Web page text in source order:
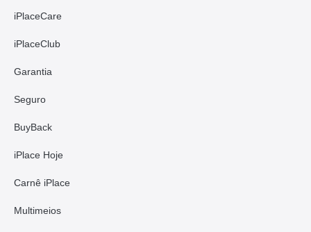
iPlaceCare
iPlaceClub
Garantia
Seguro
BuyBack
iPlace Hoje
Carnê iPlace
Multimeios